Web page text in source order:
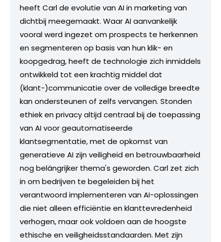
heeft Carl de evolutie van AI in marketing van
dichtbij meegemaakt. Waar AI aanvankelijk
vooral werd ingezet om prospects te herkennen
en segmenteren op basis van hun klik- en
koopgedrag, heeft de technologie zich inmiddels
ontwikkeld tot een krachtig middel dat
(klant-)communicatie over de volledige breedte
kan ondersteunen of zelfs vervangen. Stonden
ethiek en privacy altijd centraal bij de toepassing
van AI voor geautomatiseerde
klantsegmentatie, met de opkomst van
generatieve AI zijn veiligheid en betrouwbaarheid
nog belángrijker thema's geworden. Carl zet zich
in om bedrijven te begeleiden bij het
verantwoord implementeren van AI-oplossingen
die niet alleen efficiëntie en klanttevredenheid
verhogen, maar ook voldoen aan de hoogste
ethische en veiligheidsstandaarden. Met zijn